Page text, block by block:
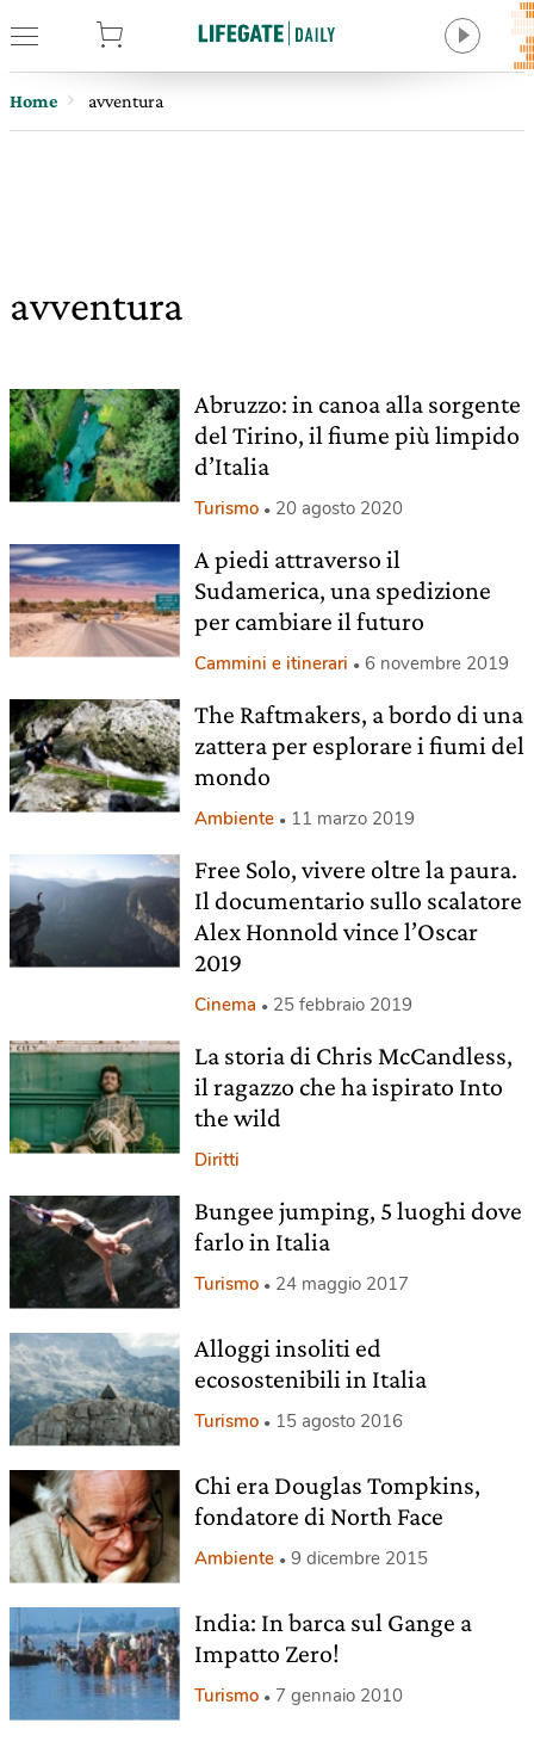
Home avventura
avventura
Abruzzo: in canoa alla sorgente
del Tirino, il fiume più limpido
d’Italia
Turismo 20 agosto 2020
A piedi attraverso il
Sudamerica, una spedizione
per cambiare il futuro
Cammini e itinerari 6 novembre 2019
The Raftmakers, a bordo di una
zattera per esplorare i fiumi del
mondo
Ambiente 11 marzo 2019
Free Solo, vivere oltre la paura.
Il documentario sullo scalatore
Alex Honnold vince l’Oscar
2019
Cinema 25 febbraio 2019
La storia di Chris McCandless,
il ragazzo che ha ispirato Into
the wild
Diritti
Bungee jumping, 5 luoghi dove
farlo in Italia
Turismo 24 maggio 2017
Alloggi insoliti ed
ecosostenibili in Italia
Turismo 15 agosto 2016
Chi era Douglas Tompkins,
fondatore di North Face
Ambiente 9 dicembre 2015
India: In barca sul Gange a
Impatto Zero!
Turismo 7 gennaio 2010